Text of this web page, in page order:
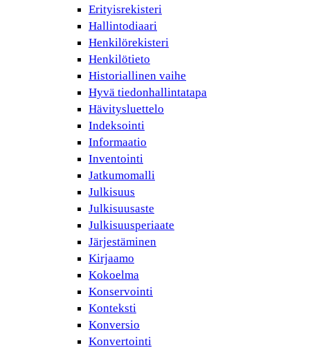
Erityisrekisteri
Hallintodiaari
Henkilörekisteri
Henkilötieto
Historiallinen vaihe
Hyvä tiedonhallintatapa
Hävitysluettelo
Indeksointi
Informaatio
Inventointi
Jatkumomalli
Julkisuus
Julkisuusaste
Julkisuusperiaate
Järjestäminen
Kirjaamo
Kokoelma
Konservointi
Konteksti
Konversio
Konvertointi